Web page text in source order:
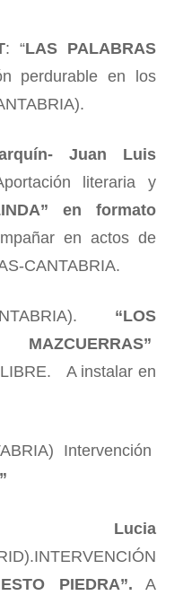
: “LAS PALABRAS
perdurable en los
Juan Luis
literaria y
en formato
en actos de
CANTABRIA.
“LOS
A instalar en
Intervención
INTERVENCIÓN
PIEDRA”. A